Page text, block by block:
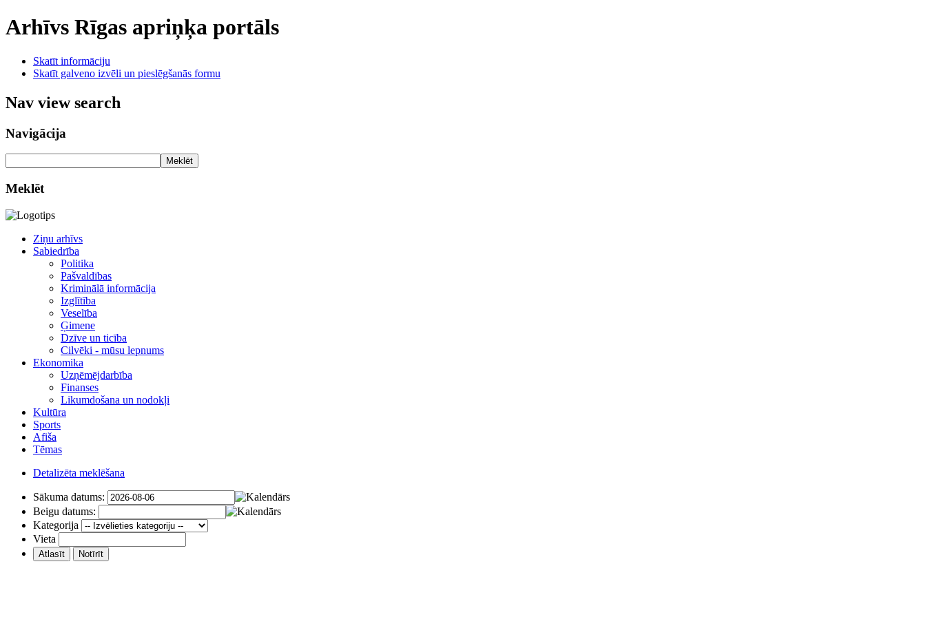
Arhīvs Rīgas apriņķa portāls
Skatīt informāciju
Skatīt galveno izvēli un pieslēgšanās formu
Nav view search
Navigācija
Meklēt
Meklēt
Ziņu arhīvs
Sabiedrība
Politika
Pašvaldības
Kriminālā informācija
Izglītība
Veselība
Ģimene
Dzīve un ticība
Cilvēki - mūsu lepnums
Ekonomika
Uzņēmējdarbība
Finanses
Likumdošana un nodokļi
Kultūra
Sports
Afiša
Tēmas
Detalizēta meklēšana
Sākuma datums:
Beigu datums:
Kategorija
Vieta